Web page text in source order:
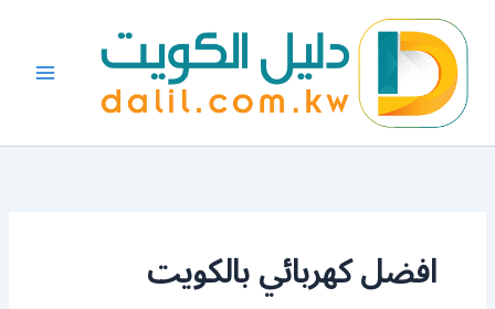
المحتوى
افضل كهربائي بالكويت